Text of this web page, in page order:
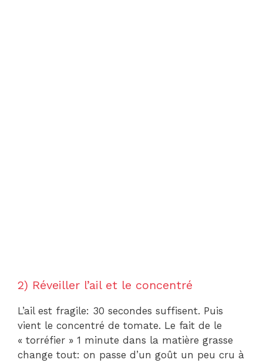
2) Réveiller l’ail et le concentré
L’ail est fragile: 30 secondes suffisent. Puis
vient le concentré de tomate. Le fait de le
« torréfier » 1 minute dans la matière grasse
change tout: on passe d’un goût un peu cru à